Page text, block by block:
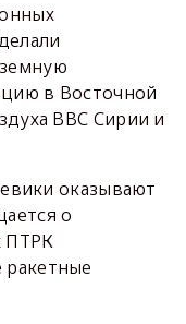
в Восточной
ВВС Сирии и
оказывают
о
ПТРК